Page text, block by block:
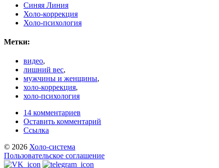
Синяя Линия
Холо-коррекция
Холо-психология
Метки:
видео,
лишний вес,
мужчины и женщины,
холо-коррекция,
холо-психология
14 комментариев
Оставить комментарий
Ссылка
© 2026 Холо-система
Пользовательское соглашение